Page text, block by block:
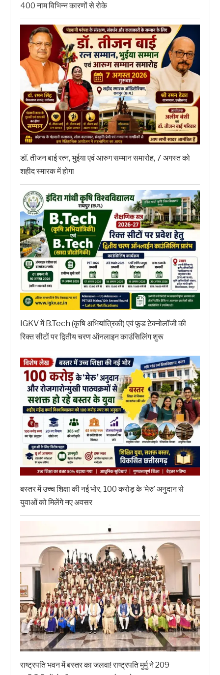
400 नाम विभिन्न कारणों से रोके
डॉ. तीजन बाई रत्न, भुईया एवं आरुग सम्मान समारोह, 7 अगस्त को
शहीद स्मारक में होगा
IGKV में B.Tech (कृषि अभियांत्रिकी) एवं फूड टेक्नोलॉजी की
रिक्त सीटों पर द्वितीय चरण ऑनलाइन काउंसिलिंग शुरू
बस्तर में उच्च शिक्षा की नई भोर, 100 करोड़ के ‘मेरु’ अनुदान से
युवाओं को मिलेंगे नए अवसर
राष्ट्रपति भवन में बस्तर का जलवा! राष्ट्रपति मुर्मु ने 209